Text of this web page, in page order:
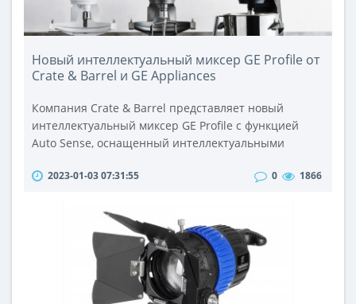
Новый интеллектуальный миксер GE Profile от
Crate & Barrel и GE Appliances
Компания Crate & Barrel представляет новый
интеллектуальный миксер GE Profile с функцией
Auto Sense, оснащенный интеллектуальными
смартфон. В мощном настольном миксере
кулинары могли уверенно смешивать, взбивать и
эмульгировать.Встроенные интеллектуальные весы
точно взвешивают ингредиенты в миксерной чаше,
2023-01-03 07:31:55 0 1866